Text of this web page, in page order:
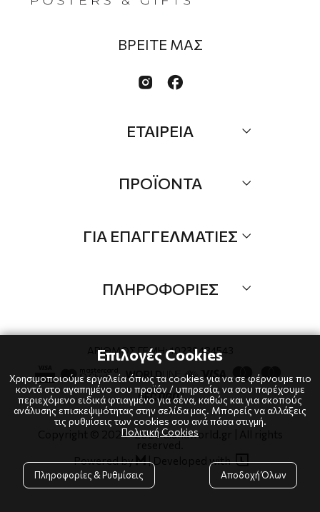
ΒΡΕΙΤΕ ΜΑΣ
 
ΕΤΑΙΡΕΙΑ
Επικοινωνία
ΠΡΟΪΟΝΤΑ
Προσφορές
Brands
ΓΙΑ ΕΠΑΓΓΕΛΜΑΤΙΕΣ
Λογαριαμός
Τρόποι πληρωμής
Επιστροφές
ΠΛΗΡΟΦΟΡΙΕΣ
Πολιτική Απορρήτου
Copyright © 2024-2026 dianaworld.gr | All rights
Powered by| Developed with
ΑΡΙΘΜΟΣ ΓΕΜΗ: 10239484543
Επιλογές Cookies
Χρησιμοποιούμε εργαλεία όπως τα cookies για να σε φέρνουμε πιο
κοντά στο αγαπημένο σου προϊόν / υπηρεσία, να σου παρέχουμε
περιεχόμενο ειδικά φτιαγμένο για σένα, καθώς και για σκοπούς
ανάλυσης επισκεψιμότητας στην σελίδα μας. Μπορείς να αλλάξεις
τις ρυθμίσεις των cookies σου ανά πάσα στιγμή.
Πολιτική Cookies
Πληροφορίες & Ρυθμίσεις Αποδοχή Όλων